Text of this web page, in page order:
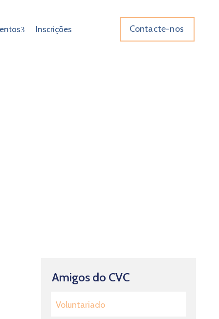
Inscrições Contacte-nos
Amigos do CVC
Voluntariado